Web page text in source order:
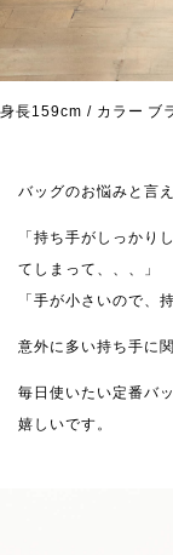
身長159cm / カラー ブ
バッグのお悩みと言
「持ち手がしっかり
てしまって、、、」
「手が小さいので、
意外に多い持ち手に
毎日使いたい定番バ
嬉しいです。